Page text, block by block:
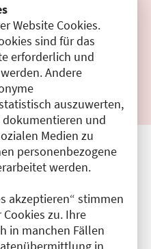
Website Cookies.
sind für das
erforderlich und
Andere
auszuwerten,
dokumentieren und
Medien zu
personenbezogene
werden.
akzeptieren“ stimmen
zu. Ihre
in manchen Fällen
in
entsprechen
getätigten Angaben.
keine
die Haftung obliegt dem